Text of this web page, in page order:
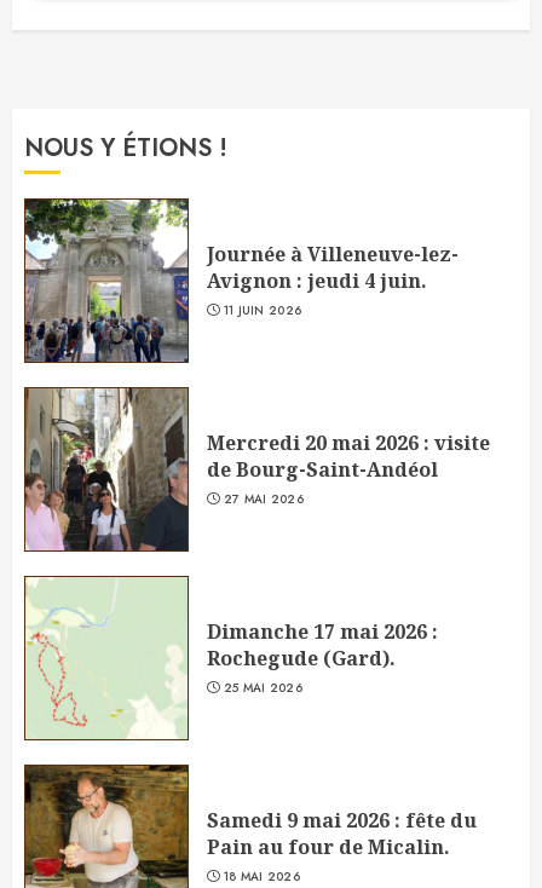
NOUS Y ÉTIONS !
Journée à Villeneuve-lez-
Avignon : jeudi 4 juin.
11 JUIN 2026
Mercredi 20 mai 2026 : visite
de Bourg-Saint-Andéol
27 MAI 2026
Dimanche 17 mai 2026 :
Rochegude (Gard).
25 MAI 2026
Samedi 9 mai 2026 : fête du
Pain au four de Micalin.
18 MAI 2026